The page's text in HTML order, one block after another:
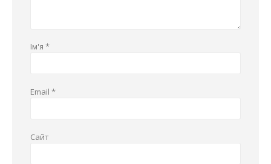
Ім'я *
Email *
Сайт